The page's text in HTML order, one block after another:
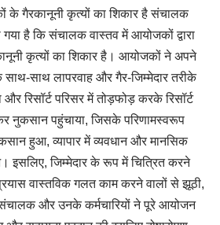
के गैरकानूनी कृत्यों का शिकार है संचालक
है कि संचालक वास्तव में आयोजकों द्वारा
कृत्यों का शिकार है। आयोजकों ने अपने
साथ-साथ लापरवाह और गैर-जिम्मेदार तरीके
रिसॉर्ट परिसर में तोड़फोड़ करके रिसॉर्ट
नुकसान पहुंचाया, जिसके परिणामस्वरूप
हुआ, व्यापार में व्यवधान और मानसिक
इसलिए, जिम्मेदार के रूप में चित्रित करने
वास्तविक गलत काम करने वालों से झूठी,
और उनके कर्मचारियों ने पूरे आयोजन